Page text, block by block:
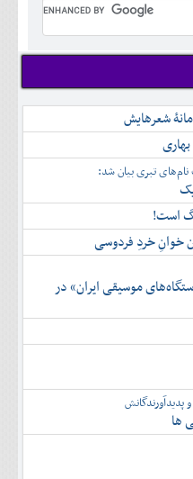
شعرهایش
تبری بیان شد:
است!
خوانِ خردِ فردوسی
موسیقی ایران» در
پدیدآورندگانش
ها